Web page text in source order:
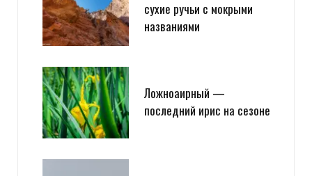
сухие ручьи с мокрыми
названиями
Ложноаирный —
последний ирис на сезоне